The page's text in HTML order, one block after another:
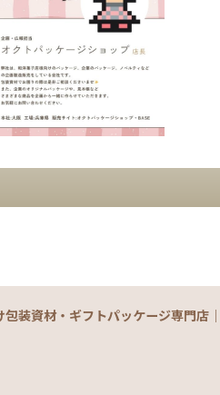
装資材・ギフトパッケージ専門店